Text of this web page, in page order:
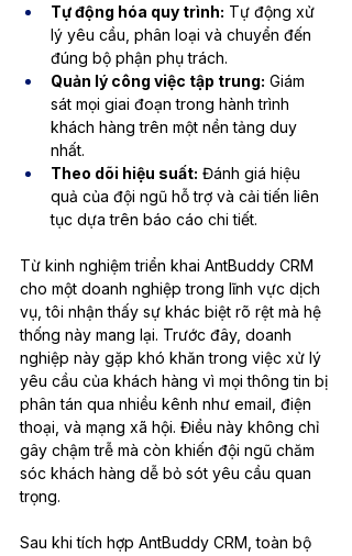
Tự động hóa quy trình: Tự động xử
lý yêu cầu, phân loại và chuyển đến
đúng bộ phận phụ trách.
Quản lý công việc tập trung: Giám
sát mọi giai đoạn trong hành trình
khách hàng trên một nền tảng duy
nhất.
Theo dõi hiệu suất: Đánh giá hiệu
quả của đội ngũ hỗ trợ và cải tiến liên
tục dựa trên báo cáo chi tiết.
Từ kinh nghiệm triển khai AntBuddy CRM
cho một doanh nghiệp trong lĩnh vực dịch
vụ, tôi nhận thấy sự khác biệt rõ rệt mà hệ
thống này mang lại. Trước đây, doanh
nghiệp này gặp khó khăn trong việc xử lý
yêu cầu của khách hàng vì mọi thông tin bị
phân tán qua nhiều kênh như email, điện
thoại, và mạng xã hội. Điều này không chỉ
gây chậm trễ mà còn khiến đội ngũ chăm
sóc khách hàng dễ bỏ sót yêu cầu quan
trọng.
Sau khi tích hợp AntBuddy CRM, toàn bộ